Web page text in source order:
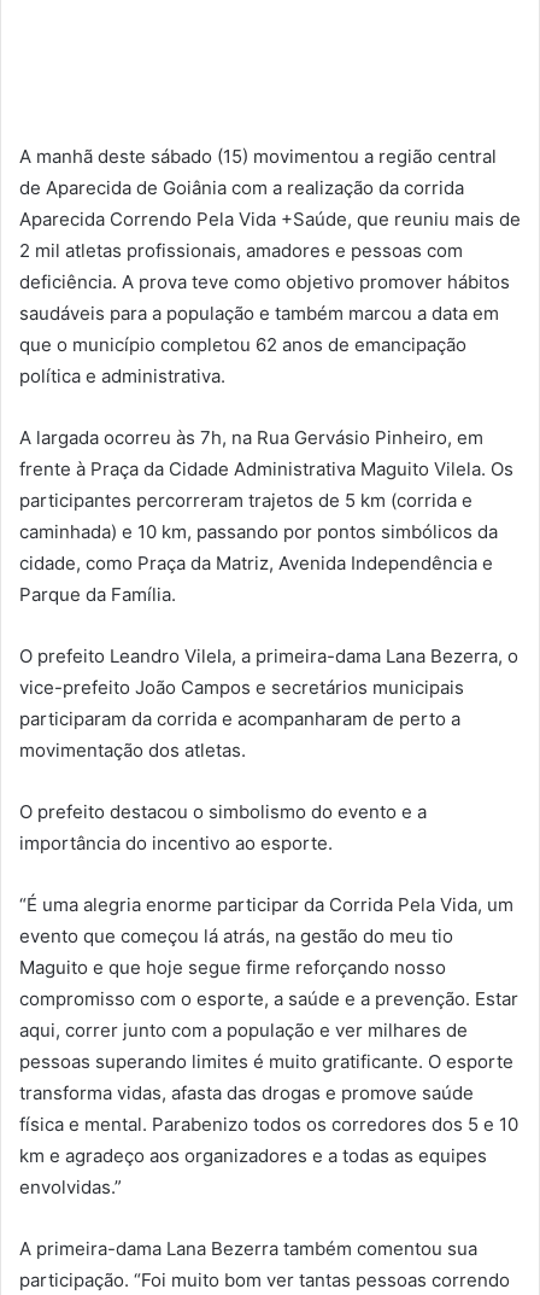
A manhã deste sábado (15) movimentou a região central
de Aparecida de Goiânia com a realização da corrida
Aparecida Correndo Pela Vida +Saúde, que reuniu mais de
2 mil atletas profissionais, amadores e pessoas com
deficiência. A prova teve como objetivo promover hábitos
saudáveis para a população e também marcou a data em
que o município completou 62 anos de emancipação
política e administrativa.
A largada ocorreu às 7h, na Rua Gervásio Pinheiro, em
frente à Praça da Cidade Administrativa Maguito Vilela. Os
participantes percorreram trajetos de 5 km (corrida e
caminhada) e 10 km, passando por pontos simbólicos da
cidade, como Praça da Matriz, Avenida Independência e
Parque da Família.
O prefeito Leandro Vilela, a primeira-dama Lana Bezerra, o
vice-prefeito João Campos e secretários municipais
participaram da corrida e acompanharam de perto a
movimentação dos atletas.
O prefeito destacou o simbolismo do evento e a
importância do incentivo ao esporte.
“É uma alegria enorme participar da Corrida Pela Vida, um
evento que começou lá atrás, na gestão do meu tio
Maguito e que hoje segue firme reforçando nosso
compromisso com o esporte, a saúde e a prevenção. Estar
aqui, correr junto com a população e ver milhares de
pessoas superando limites é muito gratificante. O esporte
transforma vidas, afasta das drogas e promove saúde
física e mental. Parabenizo todos os corredores dos 5 e 10
km e agradeço aos organizadores e a todas as equipes
envolvidas.”
A primeira-dama Lana Bezerra também comentou sua
participação. “Foi muito bom ver tantas pessoas correndo